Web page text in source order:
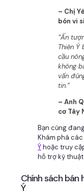
– Chị
bón vi
“Ấn
Thiên Ý
cầu
không
vấn
tin.”
– Anh
cơ Tây
Bạn cũng
Khám phá các
Ýhoặc truy
hỗ trợ kỹ
Chính sách bán
Ý